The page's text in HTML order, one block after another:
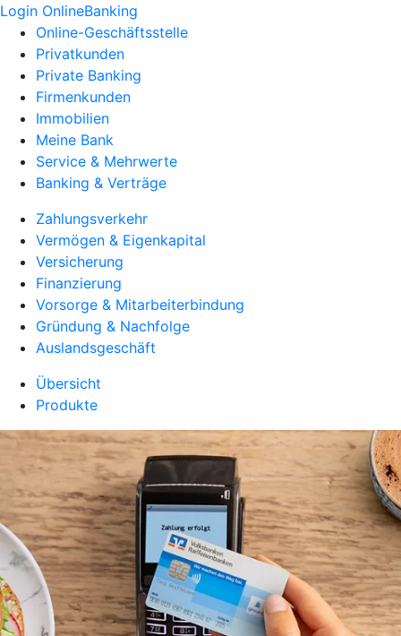
Login OnlineBanking
Online-Geschäftsstelle
Privatkunden
Private Banking
Firmenkunden
Immobilien
Meine Bank
Service & Mehrwerte
Banking & Verträge
Zahlungsverkehr
Vermögen & Eigenkapital
Versicherung
Finanzierung
Vorsorge & Mitarbeiterbindung
Gründung & Nachfolge
Auslandsgeschäft
Übersicht
Produkte